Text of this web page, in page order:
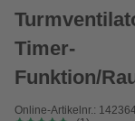
Timer-
Funktion/
Online-Artikelnr.: